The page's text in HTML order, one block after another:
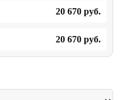
20 670 руб.
20 670 руб.